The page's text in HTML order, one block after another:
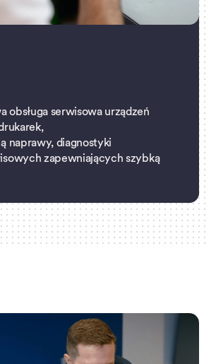
obsługa serwisowa urządzeń
naprawy, diagnostyki
zapewniających szybką